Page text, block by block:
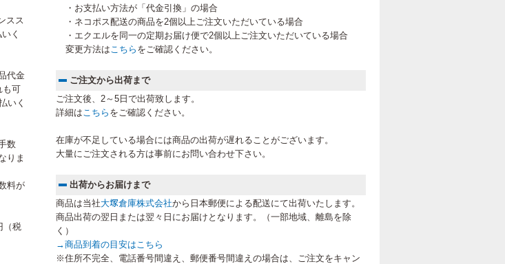
スス
く
代金
可
いく
数
りま
料が
（税
・お支払い方法が「代金引換」の場合
・ネコポス配送の商品を2個以上ご注文いただいている場合
・エクエルを同一の定期お届け便で2個以上ご注文いただいている場合
変更方法はこちら をご確認ください。
ご注文から出荷まで
ご注文後、2～5日で出荷致します。
詳細はこちら をご確認ください。
在庫が不足している場合には商品の出荷が遅れることがございます。
大量にご注文される方は事前にお問い合わせ下さい。
出荷からお届けまで
商品は当社大塚倉庫株式会社から日本郵便による配送にて出荷いたします。
商品出荷の翌日または翌々日にお届けとなります。（一部地域、離島を除
く）
→商品到着の目安はこちら
※住所不完全、電話番号間違え、郵便番号間違えの場合は、ご注文をキャン